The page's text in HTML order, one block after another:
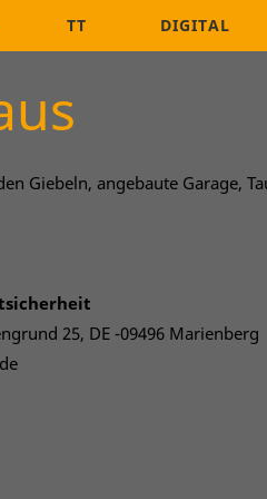
TT DIGITAL
Giebeln, angebaute Garage,
25, DE -09496 Marienberg